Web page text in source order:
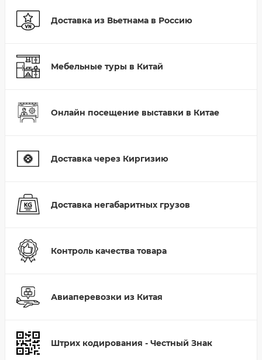
Доставка из Вьетнама в Россию
Мебельные туры в Китай
Онлайн посещение выставки в Китае
Доставка через Киргизию
Доставка негабаритных грузов
Контроль качества товара
Авиаперевозки из Китая
Штрих кодирования - Честный Знак